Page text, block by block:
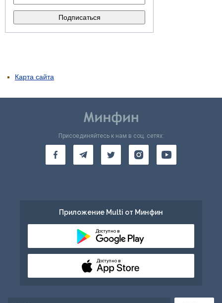
Карта сайта
Присоединяйтесь к нам в соц. сетях:
Приложение Multi от Минфин
Доступно в
Доступно в